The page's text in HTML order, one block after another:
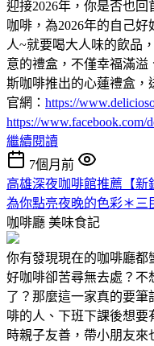
迎接2026年，你是否也
咖啡，為2026年的自己
人~就要喝大人味的飲品
意的禮盒，不僅幸福滿溢
斯咖啡推出的心蓮禮盒，
官網： https://
https://www.facebook.com/
繼續閱讀
7個月前
高雄深夜咖啡館推薦【
為你點亮夜晚的色彩＊三
咖啡廳 美味食記
你有發現現在的咖啡廳都
好咖啡卻苦尋無去處？不
了？那麼這一家真的要筆
啡的人、下班下課後想要
時親子友善，帶小朋友